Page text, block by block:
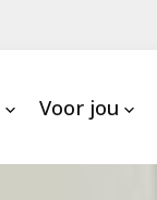
Voor jou